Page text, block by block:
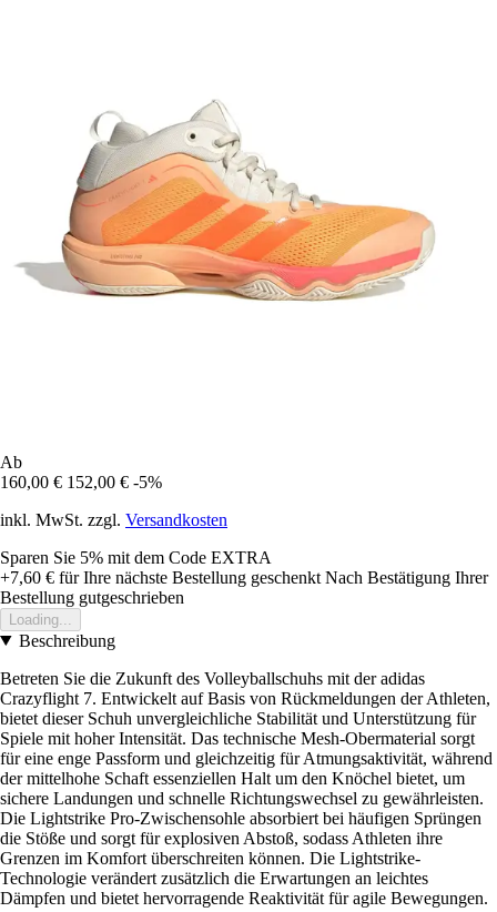
Ab
160,00 € 152,00 € -5%
inkl. MwSt. zzgl. Versandkosten
Sparen Sie 5% mit dem Code EXTRA
+7,60 € für Ihre nächste Bestellung geschenkt Nach Bestätigung Ihrer
Bestellung gutgeschrieben
Loading...
Beschreibung
Betreten Sie die Zukunft des Volleyballschuhs mit der adidas
Crazyflight 7. Entwickelt auf Basis von Rückmeldungen der Athleten,
bietet dieser Schuh unvergleichliche Stabilität und Unterstützung für
Spiele mit hoher Intensität. Das technische Mesh-Obermaterial sorgt
für eine enge Passform und gleichzeitig für Atmungsaktivität, während
der mittelhohe Schaft essenziellen Halt um den Knöchel bietet, um
sichere Landungen und schnelle Richtungswechsel zu gewährleisten.
Die Lightstrike Pro-Zwischensohle absorbiert bei häufigen Sprüngen
die Stöße und sorgt für explosiven Abstoß, sodass Athleten ihre
Grenzen im Komfort überschreiten können. Die Lightstrike-
Technologie verändert zusätzlich die Erwartungen an leichtes
Dämpfen und bietet hervorragende Reaktivität für agile Bewegungen.